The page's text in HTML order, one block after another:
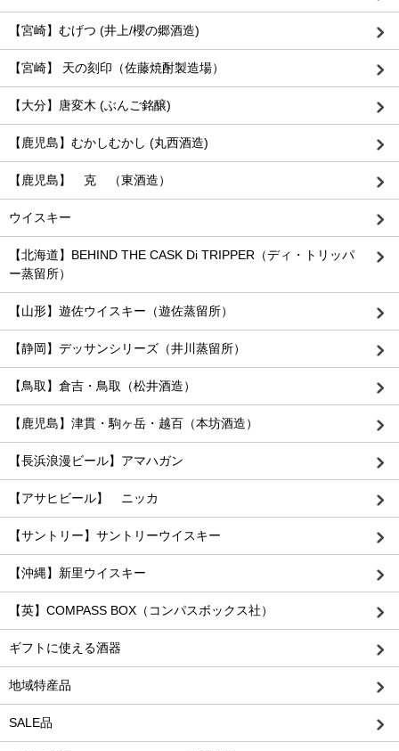
【宮崎】むげつ (井上/櫻の郷酒造)
【宮崎】 天の刻印（佐藤焼酎製造場）
【大分】唐変木 (ぶんご銘醸)
【鹿児島】むかしむかし (丸西酒造)
【鹿児島】 克 （東酒造）
ウイスキー
【北海道】BEHIND THE CASK Di TRIPPER（ディ・トリッパ
ー蒸留所）
【山形】遊佐ウイスキー（遊佐蒸留所）
【静岡】デッサンシリーズ（井川蒸留所）
【鳥取】倉吉・鳥取（松井酒造）
【鹿児島】津貫・駒ヶ岳・越百（本坊酒造）
【長浜浪漫ビール】アマハガン
【アサヒビール】 ニッカ
【サントリー】サントリーウイスキー
【沖縄】新里ウイスキー
【英】COMPASS BOX（コンパスボックス社）
ギフトに使える酒器
地域特産品
SALE品